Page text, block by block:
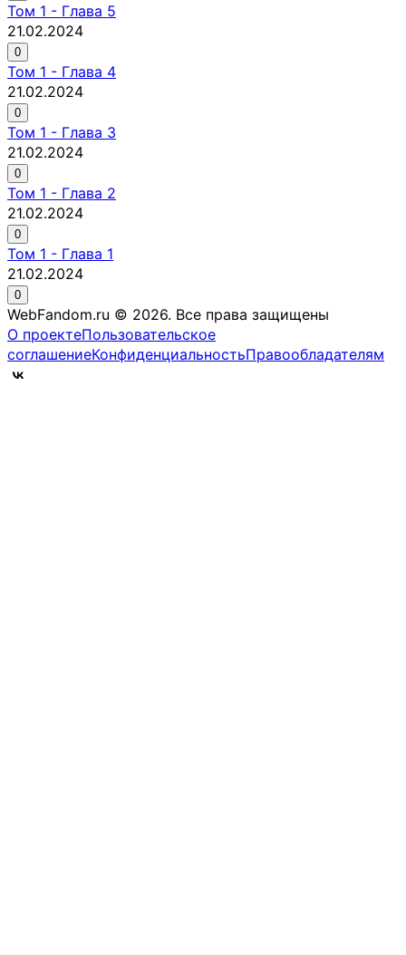
Том 1 - Глава 5
21.02.2024
0
Том 1 - Глава 4
21.02.2024
0
Том 1 - Глава 3
21.02.2024
0
Том 1 - Глава 2
21.02.2024
0
Том 1 - Глава 1
21.02.2024
0
WebFandom.ru © 2026. Все права защищены
О проектеПользовательское
соглашениеКонфиденциальностьПравообладателям